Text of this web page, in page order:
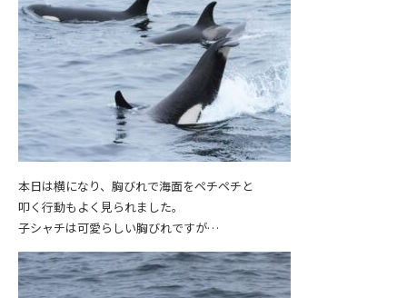
本日は横になり、胸びれで海面をペチペチと
叩く行動もよく見られました。
子シャチは可愛らしい胸びれですが…